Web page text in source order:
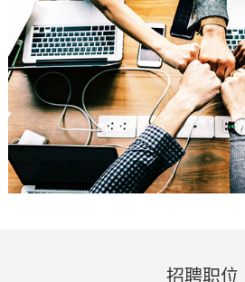
招聘职位